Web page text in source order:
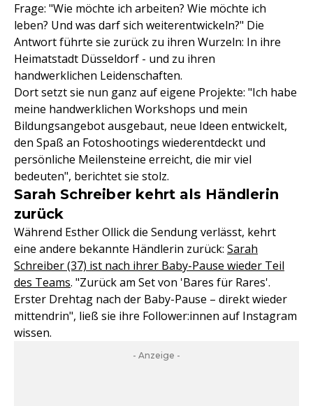
Frage: "Wie möchte ich arbeiten? Wie möchte ich
leben? Und was darf sich weiterentwickeln?" Die
Antwort führte sie zurück zu ihren Wurzeln: In ihre
Heimatstadt Düsseldorf - und zu ihren
handwerklichen Leidenschaften.
Dort setzt sie nun ganz auf eigene Projekte: "Ich habe
meine handwerklichen Workshops und mein
Bildungsangebot ausgebaut, neue Ideen entwickelt,
den Spaß an Fotoshootings wiederentdeckt und
persönliche Meilensteine erreicht, die mir viel
bedeuten", berichtet sie stolz.
Sarah Schreiber kehrt als Händlerin
zurück
Während Esther Ollick die Sendung verlässt, kehrt
eine andere bekannte Händlerin zurück: Sarah
Schreiber (37) ist nach ihrer Baby-Pause wieder Teil
des Teams. "Zurück am Set von 'Bares für Rares'.
Erster Drehtag nach der Baby-Pause – direkt wieder
mittendrin", ließ sie ihre Follower:innen auf Instagram
wissen.
- Anzeige -